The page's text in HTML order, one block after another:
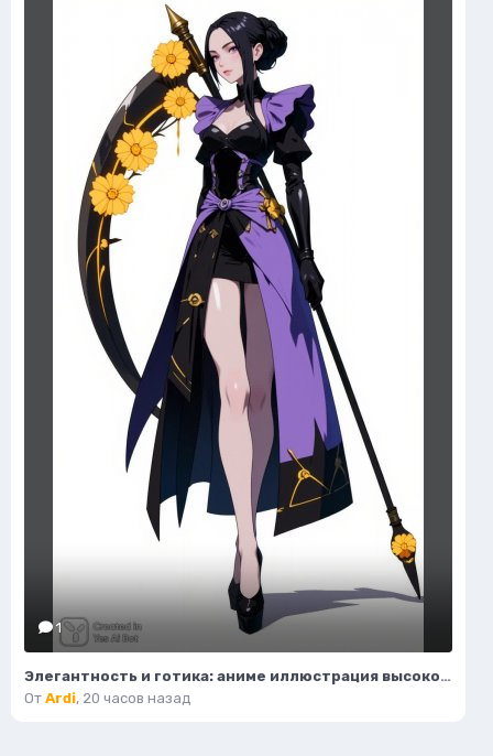
1
Элегантность и готика: аниме иллюстрация высокой моды с мистическим серпом. Генерация из нейронной сети Flux Ai
От Ardi, 20 часов назад